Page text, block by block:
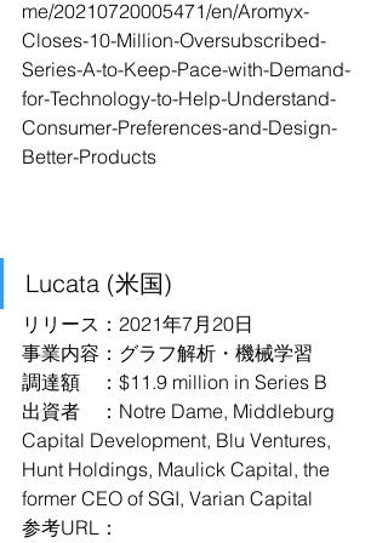
me/20210720005471/en/Aromyx-
Closes-10-Million-Oversubscribed-
Series-A-to-Keep-Pace-with-Demand-
for-Technology-to-Help-Understand-
Consumer-Preferences-and-Design-
Better-Products
Lucata (米国)
リリース：2021年7月20日
事業内容：グラフ解析・機械学習
調達額　：$11.9 million in Series B
出資者　：Notre Dame, Middleburg
Capital Development, Blu Ventures,
Hunt Holdings, Maulick Capital, the
former CEO of SGI, Varian Capital
参考URL：